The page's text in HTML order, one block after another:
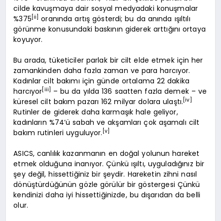
cilde kavuşmaya dair sosyal medyadaki konuşmalar
%375 [ii]
oranında artış gösterdi; bu da anında ışıltılı
görünme konusundaki baskının giderek arttığını ortaya
koyuyor.
Bu arada, tüketiciler parlak bir cilt elde etmek için her
zamankinden daha fazla zaman ve para harcıyor.
Kadınlar cilt bakımı için günde ortalama 22 dakika
harcıyor [iii]
– bu da yılda 136 saatten fazla demek – ve
küresel cilt bakım pazarı 162 milyar dolara ulaştı. [iv]
Rutinler de giderek daha karmaşık hale geliyor,
kadınların %74’ü sabah ve akşamları çok aşamalı cilt
bakım rutinleri uyguluyor. [v]
ASICS, canlılık kazanmanın en doğal yolunun hareket
etmek olduğuna inanıyor. Çünkü ışıltı, uyguladığınız bir
şey değil, hissettiğiniz bir şeydir. Hareketin zihni nasıl
dönüştürdüğünün gözle görülür bir göstergesi Çünkü
kendinizi daha iyi hissettiğinizde, bu dışarıdan da belli
olur.